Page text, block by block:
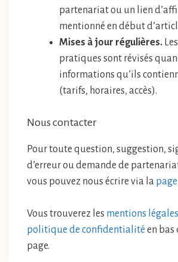
partenariat ou un lien
mentionné en début
Mises à jour régulières.
pratiques sont révisés
informations qu’ils
(tarifs, horaires, accès).
Nous contacter
Pour toute question, suggestion,
d’erreur ou demande de
vous pouvez nous écrire via la
Vous trouverez les mentions légales
politique de confidentialité en bas
page.